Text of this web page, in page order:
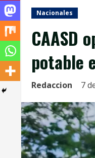
Nacionales
CAASD
potable
Redaccion 7